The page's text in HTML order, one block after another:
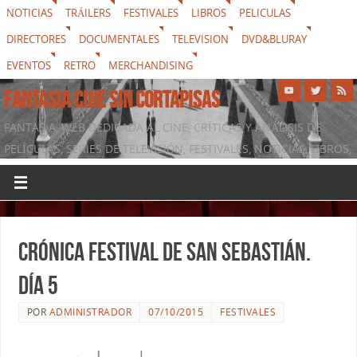
NOTICIAS TRÁILERS FESTIVALES LIBROS
PELICULAS
DIRECTORES
DOCUMENTALES TELEVISION
DVD&BLURAY
EVENTOS
RETRO MERCHANDISING
FANTASIA CINE SIN CORTAPISAS
FANTASIA, WEB DEDICADA AL CINE, CRÍTICAS Y ANÁLISIS DE
PELÍCULAS, SERIES DE TELEVISIÓN, FESTIVALES, NOTICIAS, LIBROS,
DVD & BLURAY, MERCHANDISING Y TODO LO QUE RODEA AL
SÉPTIMO ARTE
Crónica festival de San Sebastián.
Día 5
POR ADMINISTRADOR 07/10/2015 FESTIVALES